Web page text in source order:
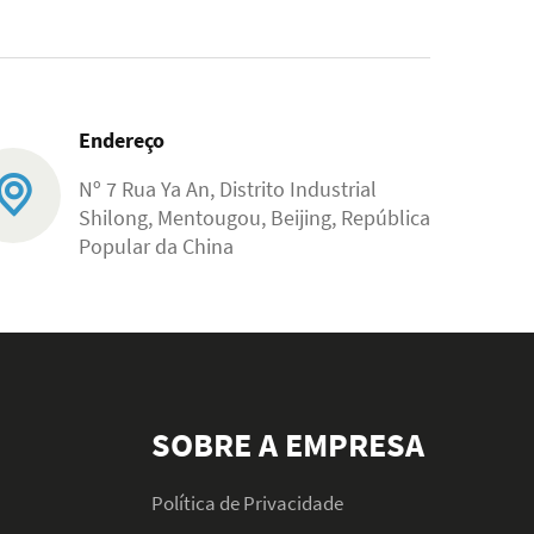
Endereço
Nº 7 Rua Ya An, Distrito Industrial
Shilong, Mentougou, Beijing, República
Popular da China
SOBRE A EMPRESA
Política de Privacidade